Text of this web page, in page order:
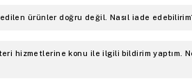
ürünler doğru değil. Nasıl iade
hizmetlerine konu ile ilgili bildirim yaptım.